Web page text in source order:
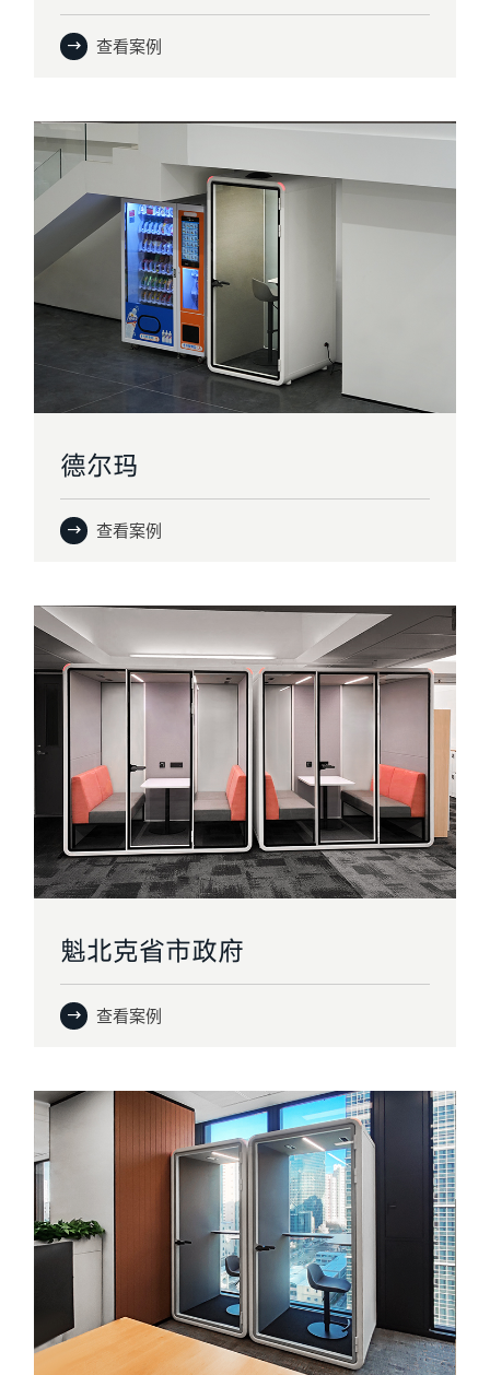
查看案例
德尔玛
查看案例
魁北克省市政府
查看案例